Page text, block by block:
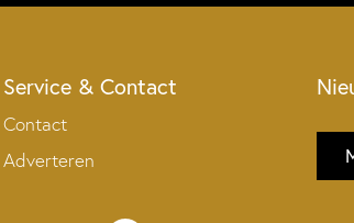
Service & Contact
Contact
Adverteren